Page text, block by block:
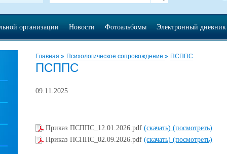
Главная » Психологическое сопровождение » ПСППС
ПСППС
09.11.2025
Приказ ПСППС_12.01.2026.pdf (скачать) (посмотреть)
Приказ ПСППС_02.09.2026.pdf (скачать) (посмотреть)
организации Новости Фотоальбомы Электронный дневник